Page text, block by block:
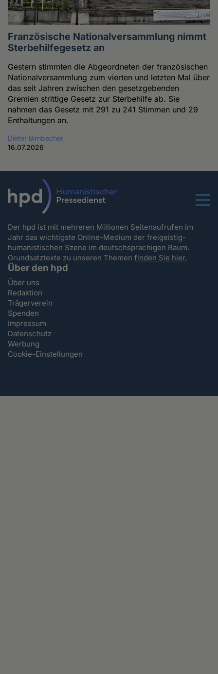
Französische Nationalversammlung nimmt
Sterbehilfegesetz an
Gestern stimmten die Abgeordneten der französischen
Nationalversammlung zum vierten und letzten Mal über
das seit Jahren zwischen den gesetzgebenden
Gremien strittige Gesetz zur Sterbehilfe ab. Sie
nahmen das Gesetz mit 291 zu 241 Stimmen und 29
Enthaltungen an.
Dieter Birnbacher
16.07.2026
Menu
Der hpd ist mit mehreren Millionen Seitenaufrufen im
Jahr das wichtigste Online-Medium der freigeistig-
humanistischen Szene im deutschsprachigen Raum.
Grundsatztexte zu unseren Themenfinden Sie hier.
Über den hpd
Über uns
Redaktion
Trägerverein
Spenden
Impressum
Datenschutz
Werbung
Cookie-Einstellungen